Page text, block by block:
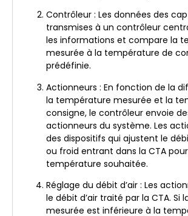
Contrôleur : Les données des
transmises à un contrôleur
les informations et compare la
mesurée à la température de
prédéfinie.
Actionneurs : En fonction de la
la température mesurée et la
consigne, le contrôleur envoie
actionneurs du système. Les
des dispositifs qui ajustent le
ou froid entrant dans la CTA
température souhaitée.
Réglage du débit d’air : Les
le débit d’air traité par la CTA. Si
mesurée est inférieure à la